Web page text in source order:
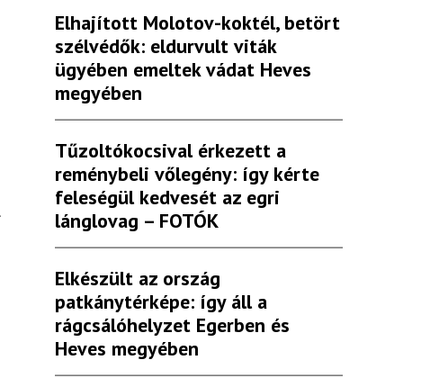
Elhajított Molotov-koktél, betört
szélvédők: eldurvult viták
ügyében emeltek vádat Heves
megyében
Tűzoltókocsival érkezett a
reménybeli vőlegény: így kérte
feleségül kedvesét az egri
lánglovag – FOTÓK
Elkészült az ország
patkánytérképe: így áll a
rágcsálóhelyzet Egerben és
Heves megyében